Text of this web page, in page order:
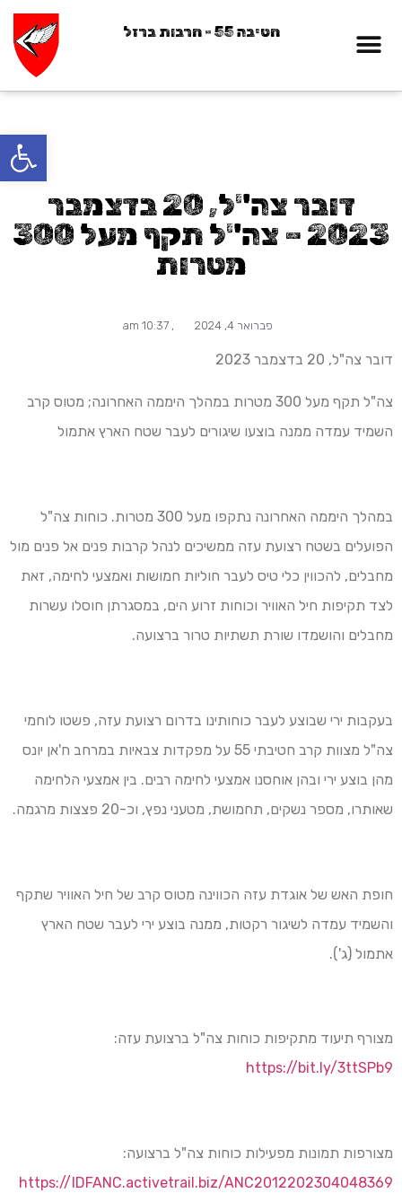
פתח
חטיבה 55 - חרבות ברזל
דובר צה"ל, 20 בדצמבר
2023 – צה"ל תקף מעל 300
מטרות
פברואר 4, 2024 10:37 am
דובר צה"ל, 20 בדצמבר 2023
צה"ל תקף מעל 300 מטרות במהלך היממה האחרונה; מטוס קרב
השמיד עמדה ממנה בוצעו שיגורים לעבר שטח הארץ אתמול
במהלך היממה האחרונה נתקפו מעל 300 מטרות. כוחות צה"ל
הפועלים בשטח רצועת עזה ממשיכים לנהל קרבות פנים אל פנים מול
מחבלים, להכווין כלי טיס לעבר חוליות חמושות ואמצעי לחימה, זאת
לצד תקיפות חיל האוויר וכוחות זרוע הים, במסגרתן חוסלו עשרות
מחבלים והושמדו שורת תשתיות טרור ברצועה.
בעקבות ירי שבוצע לעבר כוחותינו בדרום רצועת עזה, פשטו לוחמי
צה"ל מצוות קרב חטיבתי 55 על מפקדות צבאיות במרחב ח'אן יונס
מהן בוצע ירי ובהן אוחסנו אמצעי לחימה רבים. בין אמצעי הלחימה
שאותרו, מספר נשקים, תחמושת, מטעני נפץ, וכ-20 פצצות מרגמה.
חופת האש של אוגדת עזה הכווינה מטוס קרב של חיל האוויר שתקף
והשמיד עמדה לשיגור רקטות, ממנה בוצע ירי לעבר שטח הארץ
אתמול (ג').
מצורף תיעוד מתקיפות כוחות צה"ל ברצועת עזה:
https://bit.ly/3ttSPb9
מצורפות תמונות מפעילות כוחות צה"ל ברצועה:
https://IDFANC.activetrail.biz/ANC2012202304048369